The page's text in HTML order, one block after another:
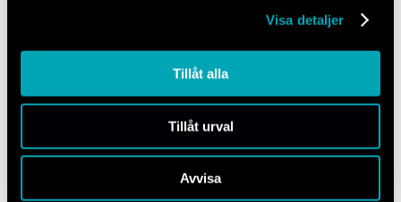
Visa detaljer
Tillåt alla
Tillåt urval
Avvisa
E-post
info@mechanum.com
Svar inom 24 timmar